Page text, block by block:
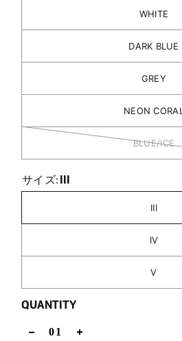
WHITE
DARK BLUE
GREY
NEON CORAL
BLUE/ICE
サイズ: III
III
IV
V
QUANTITY